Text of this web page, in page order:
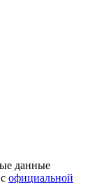
данные
официальной